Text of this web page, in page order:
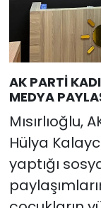
AK PARTİ
MEDYA
Mısırlıoğlu,
Hülya
yaptığı